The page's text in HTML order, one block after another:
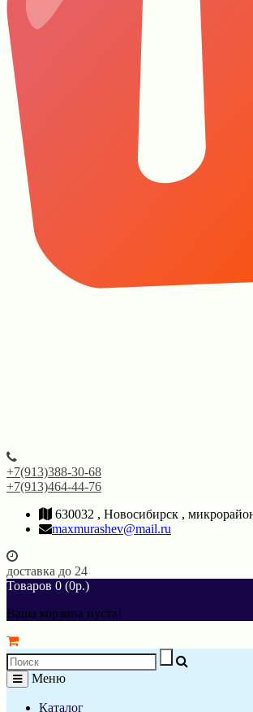
+7(913)388-30-68
+7(913)464-44-76
630032 , Новосибирск ,
maxmurashev@mail.ru
доставка до 24
Товаров 0 (0р.)
Ваша корзина пуста!
Меню
Каталог